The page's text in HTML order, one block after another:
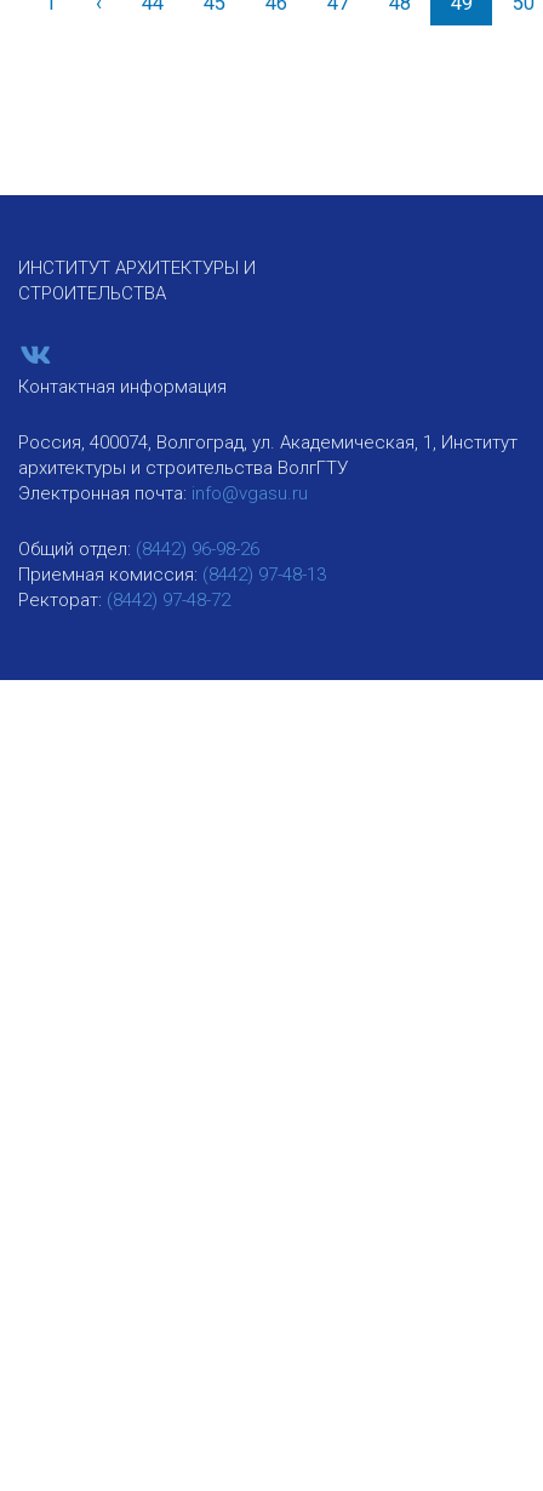
ИНСТИТУТ АРХИТЕКТУРЫ И
СТРОИТЕЛЬСТВА
Контактная информация
Россия, 400074, Волгоград, ул. Академическая, 1, Институт
архитектуры и строительства ВолгГТУ
Электронная почта: info@vgasu.ru
Общий отдел: (8442) 96-98-26
Приемная комиссия: (8442) 97-48-13
Ректорат: (8442) 97-48-72